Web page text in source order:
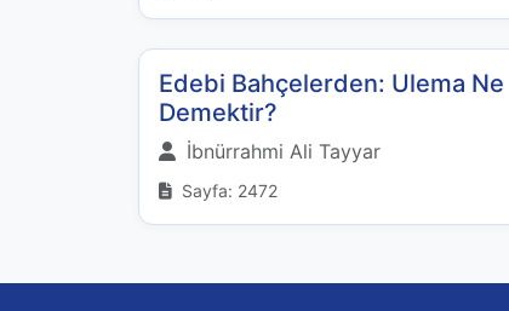
Edebi Bahçelerden: Ulema Ne
Demektir?
İbnürrahmi Ali Tayyar
Sayfa: 2472